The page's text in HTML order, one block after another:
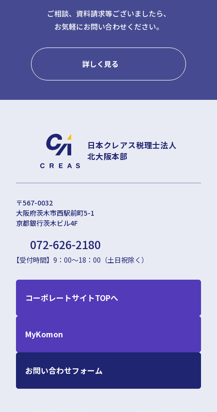
ご相談、資料請求等ございましたら、
お気軽にお問い合わせください。
詳しく見る
日本クレアス税理士法人
北大阪本部
〒567-0032
大阪府茨木市西駅前町5-1
京都銀行茨木ビル4F
072-626-2180
【受付時間】9：00〜18：00（土日祝除く）
コーポレートサイトTOPへ
MyKomon
お問い合わせフォーム